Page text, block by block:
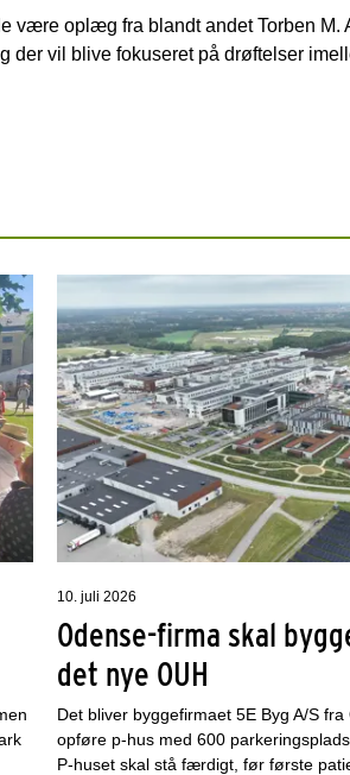
være oplæg fra blandt andet Torben M.
der vil blive fokuseret på drøftelser
10. juli 2026
Odense-firma skal
det nye OUH
Det bliver byggefirmaet 5E Byg A/S
opføre p-hus med 600
P-huset skal stå færdigt, før første